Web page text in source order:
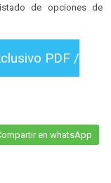
de opciones de
PDF /
en whatsApp